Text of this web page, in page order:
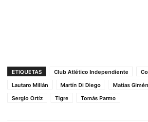
ETIQUETAS Club Atlético Independiente
Lautaro Millán
Martín Di Diego Matías
Sergio Ortíz
Tigre Tomás Parmo